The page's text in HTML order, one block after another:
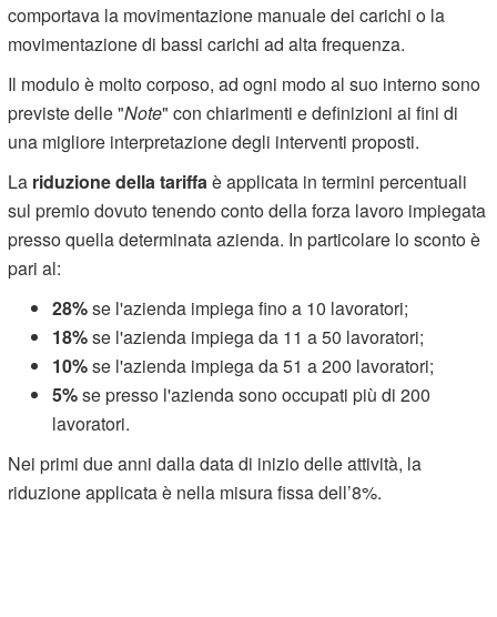
comportava la movimentazione manuale dei carichi o la
movimentazione di bassi carichi ad alta frequenza.
Il modulo è molto corposo, ad ogni modo al suo interno sono
previste delle "Note" con chiarimenti e definizioni ai fini di
una migliore interpretazione degli interventi proposti.
La riduzione della tariffa è applicata in termini percentuali
sul premio dovuto tenendo conto della forza lavoro impiegata
presso quella determinata azienda. In particolare lo sconto è
pari al:
28%se l'azienda impiega fino a 10 lavoratori;
18%se l'azienda impiega da 11 a 50 lavoratori;
10%se l'azienda impiega da 51 a 200 lavoratori;
5%se presso l'azienda sono occupati più di 200
lavoratori.
Nei primi due anni dalla data di inizio delle attività, la
riduzione applicata è nella misura fissa dell’8%.